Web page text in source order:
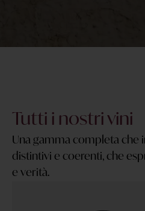
Tutti i nostri vini
Una gamma completa che
distintivi e coerenti, che
e verità.